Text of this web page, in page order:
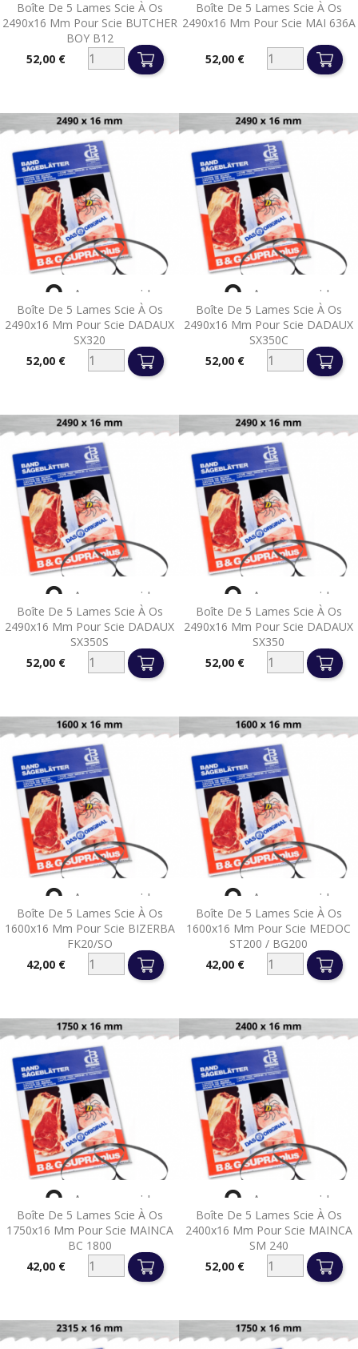
Boîte De 5 Lames Scie À Os
2490x16 Mm Pour Scie BUTCHER
BOY B12
52,00 €
Boîte De 5 Lames Scie À Os
2490x16 Mm Pour Scie MAI 636A
52,00 €
Boîte De 5 Lames Scie À Os
2490x16 Mm Pour Scie DADAUX
SX320
52,00 €
 Aperçu rapide
Boîte De 5 Lames Scie À Os
2490x16 Mm Pour Scie DADAUX
SX350C
52,00 €
 Aperçu rapide
Boîte De 5 Lames Scie À Os
2490x16 Mm Pour Scie DADAUX
SX350S
52,00 €
 Aperçu rapide
Boîte De 5 Lames Scie À Os
2490x16 Mm Pour Scie DADAUX
SX350
52,00 €
 Aperçu rapide
Boîte De 5 Lames Scie À Os
1600x16 Mm Pour Scie BIZERBA
FK20/SO
42,00 €
 Aperçu rapide
Boîte De 5 Lames Scie À Os
1600x16 Mm Pour Scie MEDOC
ST200 / BG200
42,00 €
 Aperçu rapide
Boîte De 5 Lames Scie À Os
1750x16 Mm Pour Scie MAINCA
BC 1800
42,00 €
 Aperçu rapide
Boîte De 5 Lames Scie À Os
2400x16 Mm Pour Scie MAINCA
SM 240
52,00 €
 Aperçu rapide